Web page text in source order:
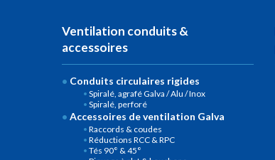
Ventilation conduits &
accessoires
Conduits circulaires rigides
Spiralé, agrafé Galva / Alu / Inox
Spiralé, perforé
Accessoires de ventilation Galva
Raccords & coudes
Réductions RCC & RPC
Tés 90° & 45°